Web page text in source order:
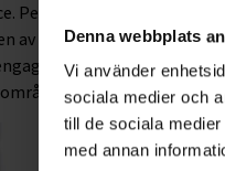
Denna webbplats
Vi använder
sociala medier och
till de sociala
med annan
Peter kommer senast från
av sin karriär åt såväl
för